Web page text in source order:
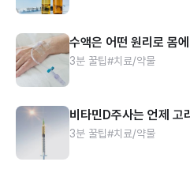
수액은 어떤 원리로 몸
3분 꿀팁#치료/약물
비타민D주사는 언제 고
3분 꿀팁#치료/약물